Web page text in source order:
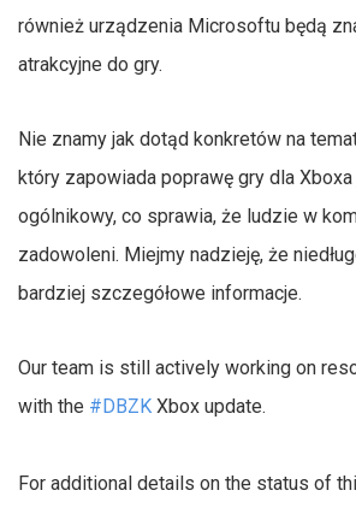
również urządzenia Microsoftu będą
atrakcyjne do gry.
Nie znamy jak dotąd konkretów na
który zapowiada poprawę gry dla
ogólnikowy, co sprawia, że ludzie w
zadowoleni. Miejmy nadzieję, że
bardziej szczegółowe informacje.
Our team is still actively working on
with the #DBZK Xbox update.
For additional details on the status of